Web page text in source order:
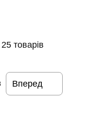
товарів
Вперед